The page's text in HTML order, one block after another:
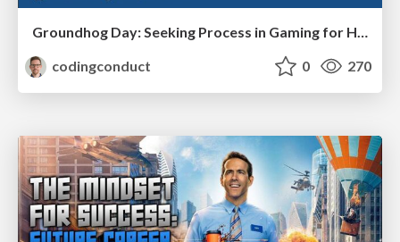
Groundhog Day: Seeking Process in Gaming for Health
codingconduct
0 270